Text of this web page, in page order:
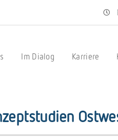
Im Dialog Karriere